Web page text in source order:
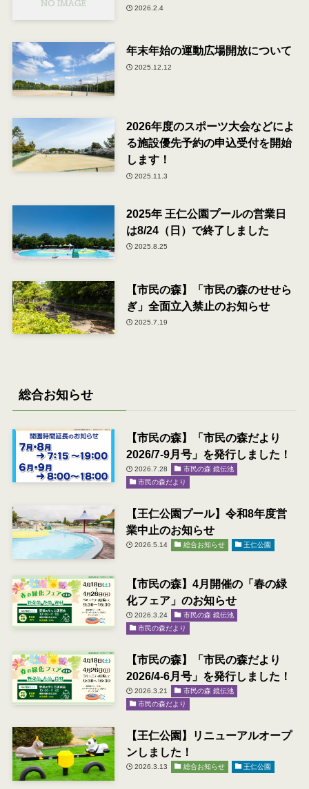
2026.2.4
年末年始の運動広場開放について
2025.12.12
2026年度のスポーツ大会などによ
る施設優先予約の申込受付を開始
します！
2025.11.3
2025年 王仁公園プールの営業日
は8/24（日）で終了しました
2025.8.25
【市民の森】「市民の森のせせら
ぎ」全面立入禁止のお知らせ
2025.7.19
総合お知らせ
【市民の森】「市民の森だより
2026/7-9月号」を発行しました！
2026.7.28
市民の森 鏡伝池
市民の森だより
【王仁公園プール】令和8年度営
業中止のお知らせ
2026.5.14 総合お知らせ 王仁公園
【市民の森】4月開催の「春の緑
化フェア」のお知らせ
2026.3.24
市民の森 鏡伝池
市民の森だより
【市民の森】「市民の森だより
2026/4-6月号」を発行しました！
2026.3.21
市民の森 鏡伝池
市民の森だより
【王仁公園】リニューアルオープ
ンしました！
2026.3.13 総合お知らせ 王仁公園